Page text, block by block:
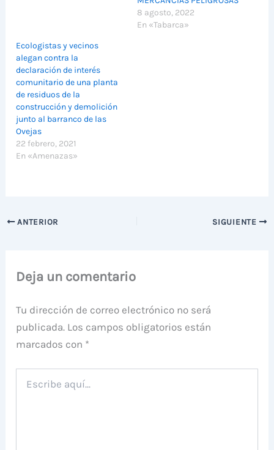
8 agosto, 2022
En «Tabarca»
Ecologistas y vecinos
alegan contra la
declaración de interés
comunitario de una planta
de residuos de la
construcción y demolición
junto al barranco de las
Ovejas
22 febrero, 2021
En «Amenazas»
ANTERIOR SIGUIENTE
Deja un comentario
Tu dirección de correo electrónico no será
publicada. Los campos obligatorios están
marcados con *
aquí...